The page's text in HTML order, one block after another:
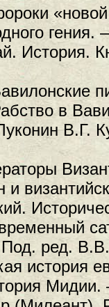
История.
в
В.Г.
ред.
история